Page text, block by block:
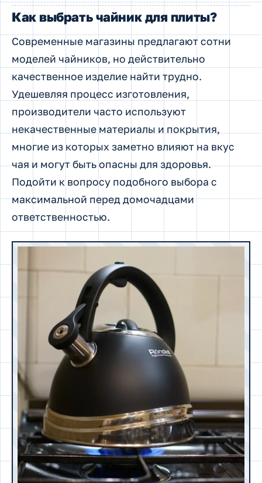
Как выбрать чайник для плиты?
Современные магазины предлагают сотни
моделей чайников, но действительно
качественное изделие найти трудно.
Удешевляя процесс изготовления,
производители часто используют
некачественные материалы и покрытия,
многие из которых заметно влияют на вкус
чая и могут быть опасны для здоровья.
Подойти к вопросу подобного выбора с
максимальной перед домочадцами
ответственностью.